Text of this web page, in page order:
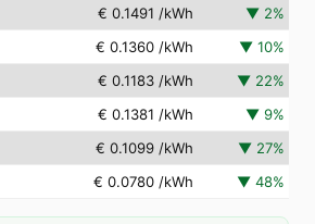
€ 0.1491 /kWh ▼ 2%
€ 0.1360 /kWh ▼ 10%
€ 0.1183 /kWh ▼ 22%
€ 0.1381 /kWh ▼ 9%
€ 0.1099 /kWh ▼ 27%
€ 0.0780 /kWh ▼ 48%